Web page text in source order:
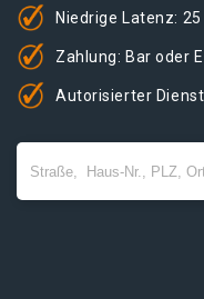
Niedrige Latenz:
Zahlung: Bar oder
Autorisierter